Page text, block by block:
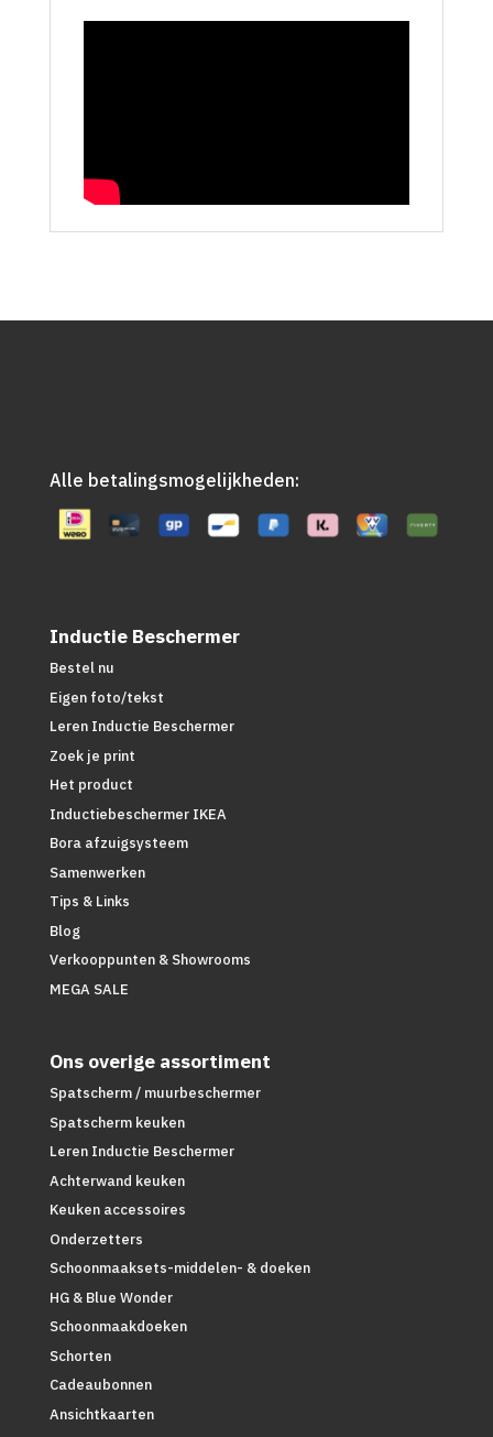
Alle betalingsmogelijkheden:
Inductie Beschermer
Bestel nu
Eigen foto/tekst
Leren Inductie Beschermer
Zoek je print
Het product
Inductiebeschermer IKEA
Bora afzuigsysteem
Samenwerken
Tips & Links
Blog
Verkooppunten & Showrooms
MEGA SALE
Ons overige assortiment
Spatscherm / muurbeschermer
Spatscherm keuken
Leren Inductie Beschermer
Achterwand keuken
Keuken accessoires
Onderzetters
Schoonmaaksets-middelen- & doeken
HG & Blue Wonder
Schoonmaakdoeken
Schorten
Cadeaubonnen
Ansichtkaarten